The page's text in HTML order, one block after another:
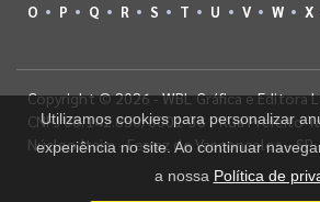
O
P Q R S T U V W X
Copyright © 2026 - WBL Gráfica e Editora
CNPJ 08.142.850/0001-36 - Rua Prefeito
Núcleo Itaim - Ferraz de Vasconcelos - SP
Utilizamos cookies para personalizar
experiência no site. Ao continuar
a nossa Política de